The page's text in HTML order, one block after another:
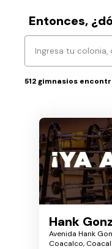
Entonces,
Ingresa tu
512gimnasios
Hank
Avenida Hank
Coacalco,